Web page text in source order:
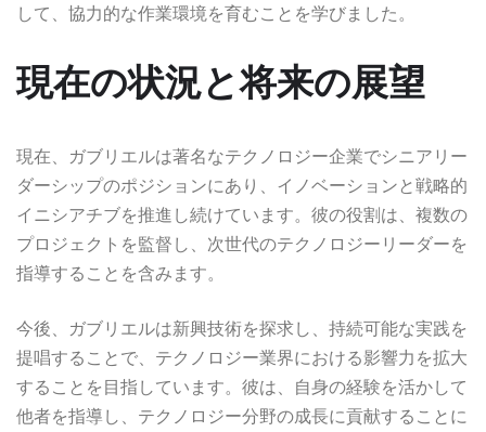
して、協力的な作業環境を育むことを学びました。
現在の状況と将来の展望
現在、ガブリエルは著名なテクノロジー企業でシニアリー
ダーシップのポジションにあり、イノベーションと戦略的
イニシアチブを推進し続けています。彼の役割は、複数の
プロジェクトを監督し、次世代のテクノロジーリーダーを
指導することを含みます。
今後、ガブリエルは新興技術を探求し、持続可能な実践を
提唱することで、テクノロジー業界における影響力を拡大
することを目指しています。彼は、自身の経験を活かして
他者を指導し、テクノロジー分野の成長に貢献することに